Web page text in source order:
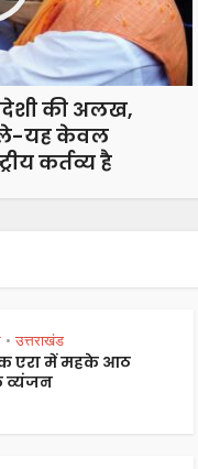
की अलख,
यह केवल
कर्तव्य है
• उत्तराखंड
एरा में महके आठ
व्यंजन